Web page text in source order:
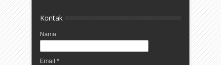
Kontak
Nama
Email *